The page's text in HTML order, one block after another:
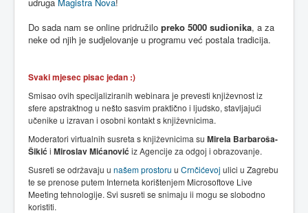
Do sada nam se online pridružilo preko 5000 sudionika, a za
neke od njih je sudjelovanje u programu već postala tradicija.
Svaki mjesec pisac jedan :)
Smisao ovih specijaliziranih webinara je prevesti književnost iz
sfere apstraktnog u nešto sasvim praktično i ljudsko, stavljajući
učenike u izravan i osobni kontakt s književnicima.
Moderatori virtualnih susreta s književnicima su Mirela Barbaroša-
Šikić i Miroslav Mićanović iz Agencije za odgoj i obrazovanje.
Susreti se održavaju u našem prostoru u Crnčićevoj ulici u Zagrebu
te se prenose putem Interneta korištenjem Microsoftove Live
Meeting tehnologije. Svi susreti se snimaju ii mogu se slobodno
koristiti.